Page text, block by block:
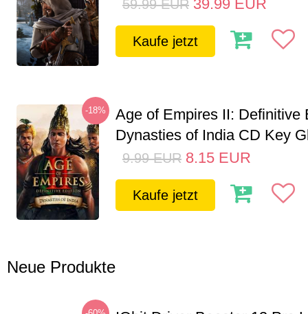
59.99 EUR 39.99 EUR
Kaufe jetzt
-18%
Age of Empires II: Definitive
Dynasties of India CD Key
9.99 EUR 8.15 EUR
Kaufe jetzt
Neue Produkte